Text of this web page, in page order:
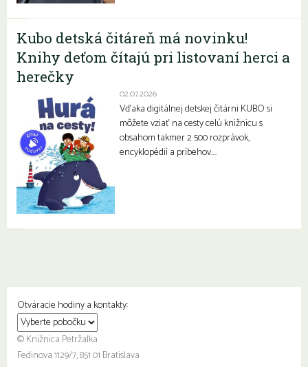
Kubo detská čitáreň má novinku!
Knihy deťom čítajú pri listovaní herci a
herečky
02.07.2026
Vďaka digitálnej detskej čitárni KUBO si
môžete vziať na cesty celú knižnicu s
obsahom takmer 2 500 rozprávok,
encyklopédií a príbehov….
Otváracie hodiny a kontakty:
© Knižnica Petržalka
Fedinova 1129/7, 851 01 Bratislava